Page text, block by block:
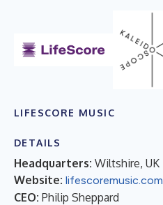
LIFESCORE MUSIC
DETAILS
Headquarters: Wiltshire, UK
Website: lifescoremusic.com
CEO: Philip Sheppard